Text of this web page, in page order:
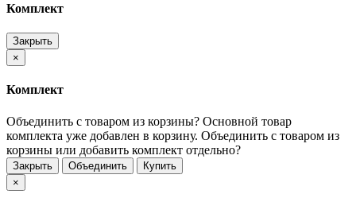
Комплект
Закрыть
×
Комплект
Объединить с товаром из корзины? Основной товар
комплекта уже добавлен в корзину. Объединить с товаром из
корзины или добавить комплект отдельно?
Закрыть Объединить
Купить
×